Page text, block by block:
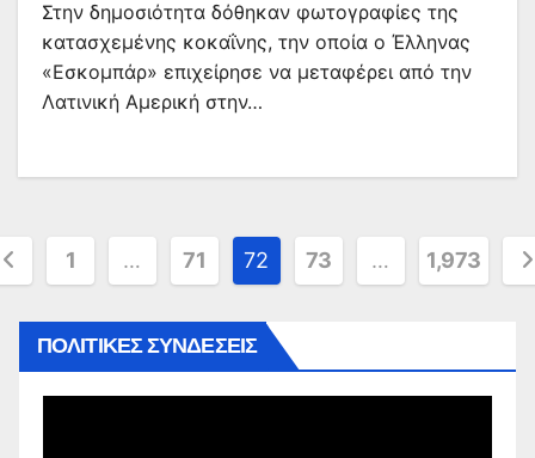
Στην δημοσιότητα δόθηκαν φωτογραφίες της
κατασχεμένης κοκαΐνης, την οποία ο Έλληνας
«Εσκομπάρ» επιχείρησε να μεταφέρει από την
Λατινική Αμερική στην…
1 … 71 72 73 … 1,973
ΠΟΛΙΤΙΚΕΣ ΣΥΝΔΕΣΕΙΣ